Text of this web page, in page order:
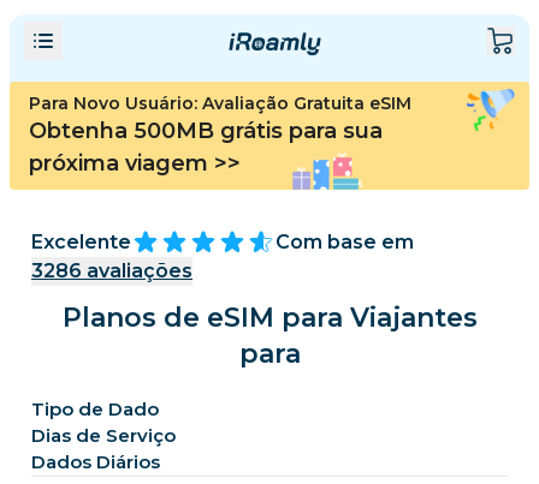
Para Novo Usuário: Avaliação Gratuita eSIM
Obtenha 500MB grátis para sua
próxima viagem >>
Excelente
Com base em
3286 avaliações
Planos de eSIM para Viajantes
para
Tipo de Dado
Dias de Serviço
Dados Diários